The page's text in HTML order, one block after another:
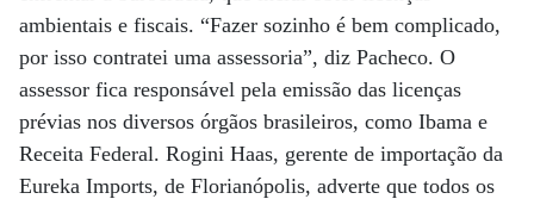
ambientais e fiscais. “Fazer sozinho é bem complicado,
por isso contratei uma assessoria”, diz Pacheco. O
assessor fica responsável pela emissão das licenças
prévias nos diversos órgãos brasileiros, como Ibama e
Receita Federal. Rogini Haas, gerente de importação da
Eureka Imports, de Florianópolis, adverte que todos os